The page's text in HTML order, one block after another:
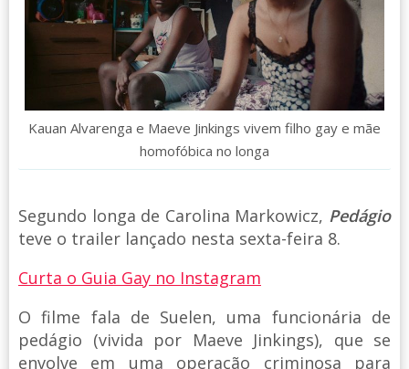
Kauan Alvarenga e Maeve Jinkings vivem filho gay e mãe
homofóbica no longa
Segundo longa de Carolina Markowicz, Pedágio
teve o trailer lançado nesta sexta-feira 8.
Curta o Guia Gay no Instagram
O filme fala de Suelen, uma funcionária de
pedágio (vivida por Maeve Jinkings), que se
envolve em uma operação criminosa para